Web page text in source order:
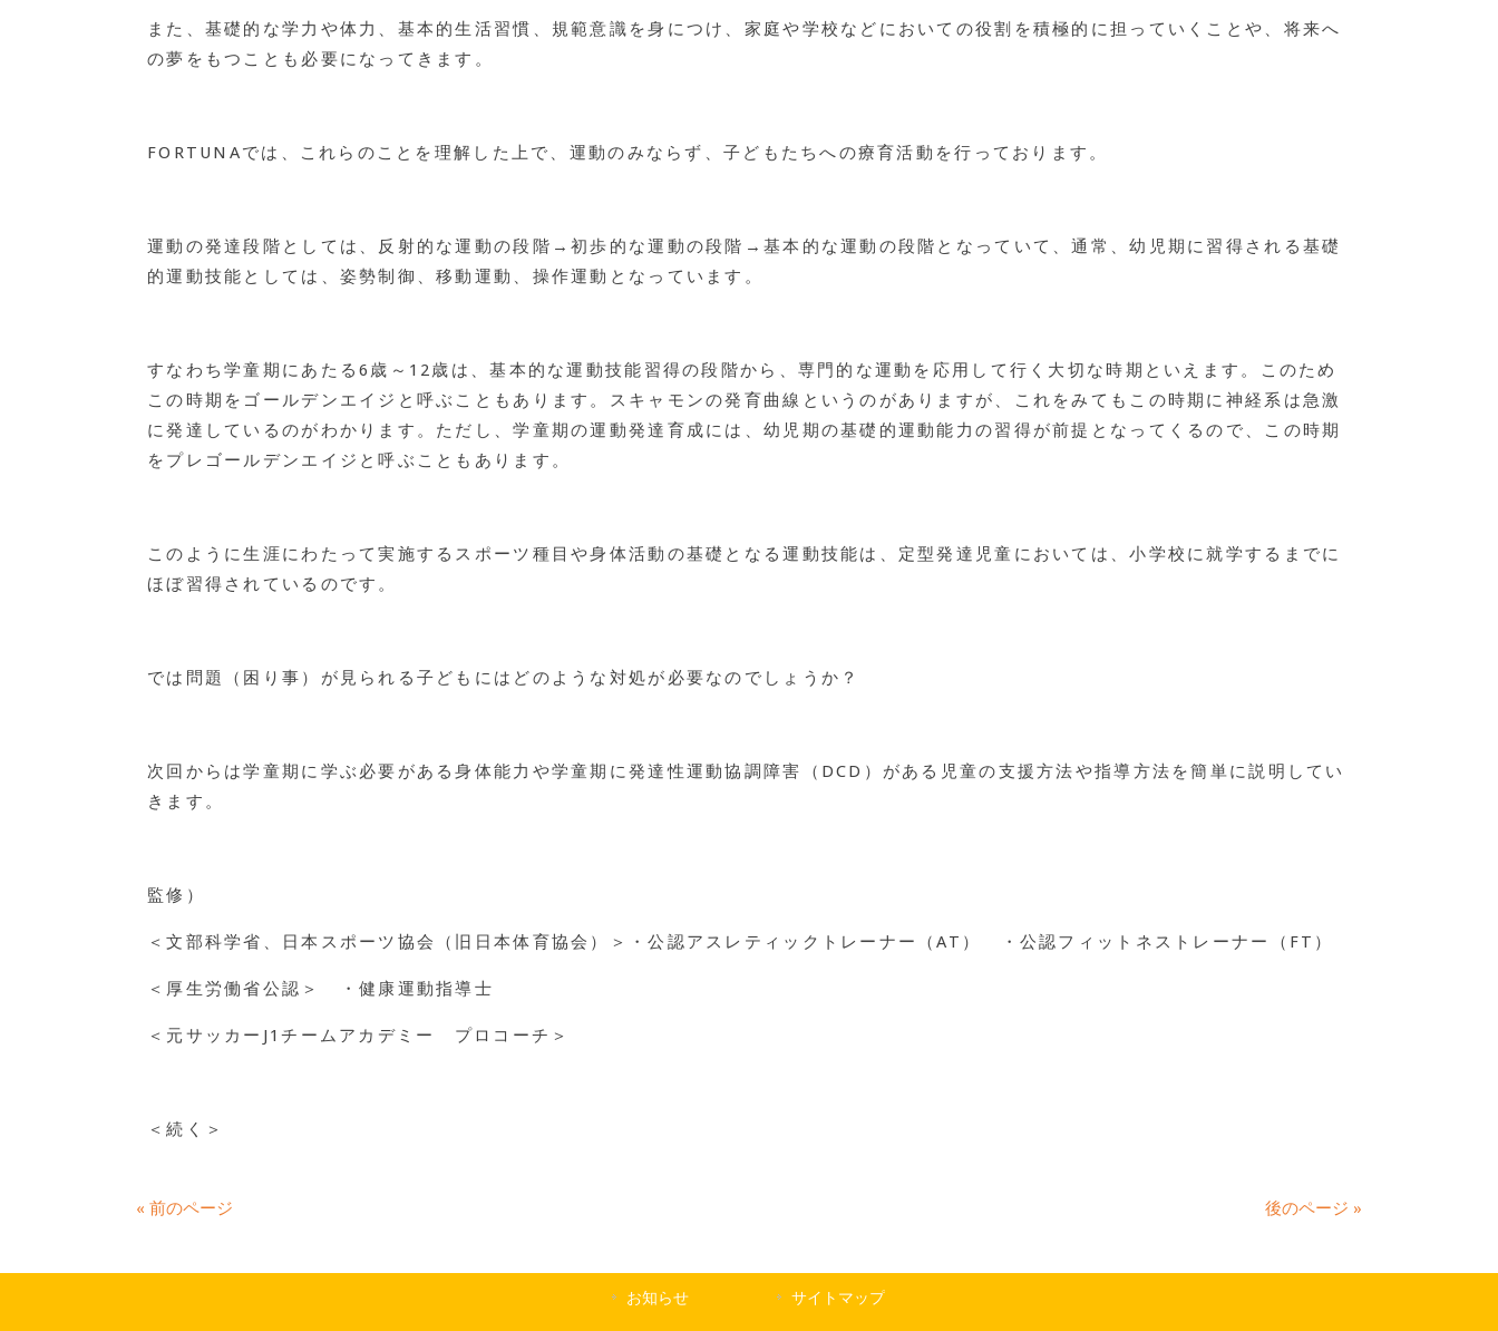
また、基礎的な学力や体力、基本的生活習慣、規範意識を身につけ、家庭や学校などにおいての役割を積極的に担っていくことや、将来へ
の夢をもつことも必要になってきます。
FORTUNAでは、これらのことを理解した上で、運動のみならず、子どもたちへの療育活動を行っております。
運動の発達段階としては、反射的な運動の段階→初歩的な運動の段階→基本的な運動の段階となっていて、通常、幼児期に習得される基礎
的運動技能としては、姿勢制御、移動運動、操作運動となっています。
すなわち学童期にあたる6歳～12歳は、基本的な運動技能習得の段階から、専門的な運動を応用して行く大切な時期といえます。このため
この時期をゴールデンエイジと呼ぶこともあります。スキャモンの発育曲線というのがありますが、これをみてもこの時期に神経系は急激
に発達しているのがわかります。ただし、学童期の運動発達育成には、幼児期の基礎的運動能力の習得が前提となってくるので、この時期
をプレゴールデンエイジと呼ぶこともあります。
このように生涯にわたって実施するスポーツ種目や身体活動の基礎となる運動技能は、定型発達児童においては、小学校に就学するまでに
ほぼ習得されているのです。
では問題（困り事）が見られる子どもにはどのような対処が必要なのでしょうか？
次回からは学童期に学ぶ必要がある身体能力や学童期に発達性運動協調障害（DCD）がある児童の支援方法や指導方法を簡単に説明してい
きます。
監修）
＜文部科学省、日本スポーツ協会（旧日本体育協会）＞・公認アスレティックトレーナー（AT） ・公認フィットネストレーナー（FT）
＜厚生労働省公認＞ ・健康運動指導士
＜元サッカーJ1チームアカデミー プロコーチ＞
＜続く＞
« 前のページ 後のページ »
お知らせ サイトマップ